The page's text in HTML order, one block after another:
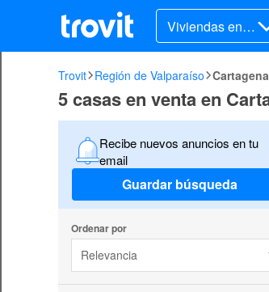
Viviendas en v
enta
Trovit Región de Valparaíso Cartagena
5 casas en venta en
Recibe nuevos anuncios en tu
email
Guardar búsqueda
Ordenar por
Relevancia